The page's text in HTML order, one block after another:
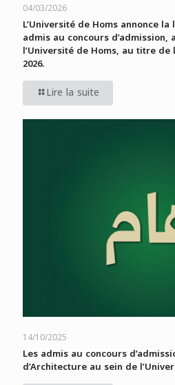
04/03/2026
L’Université de Homs annonce
admis au concours
l’Université de Homs, au titre de
2026.
Lire la suite
14/10/2025
Les admis au concours
d’Architecture au sein de